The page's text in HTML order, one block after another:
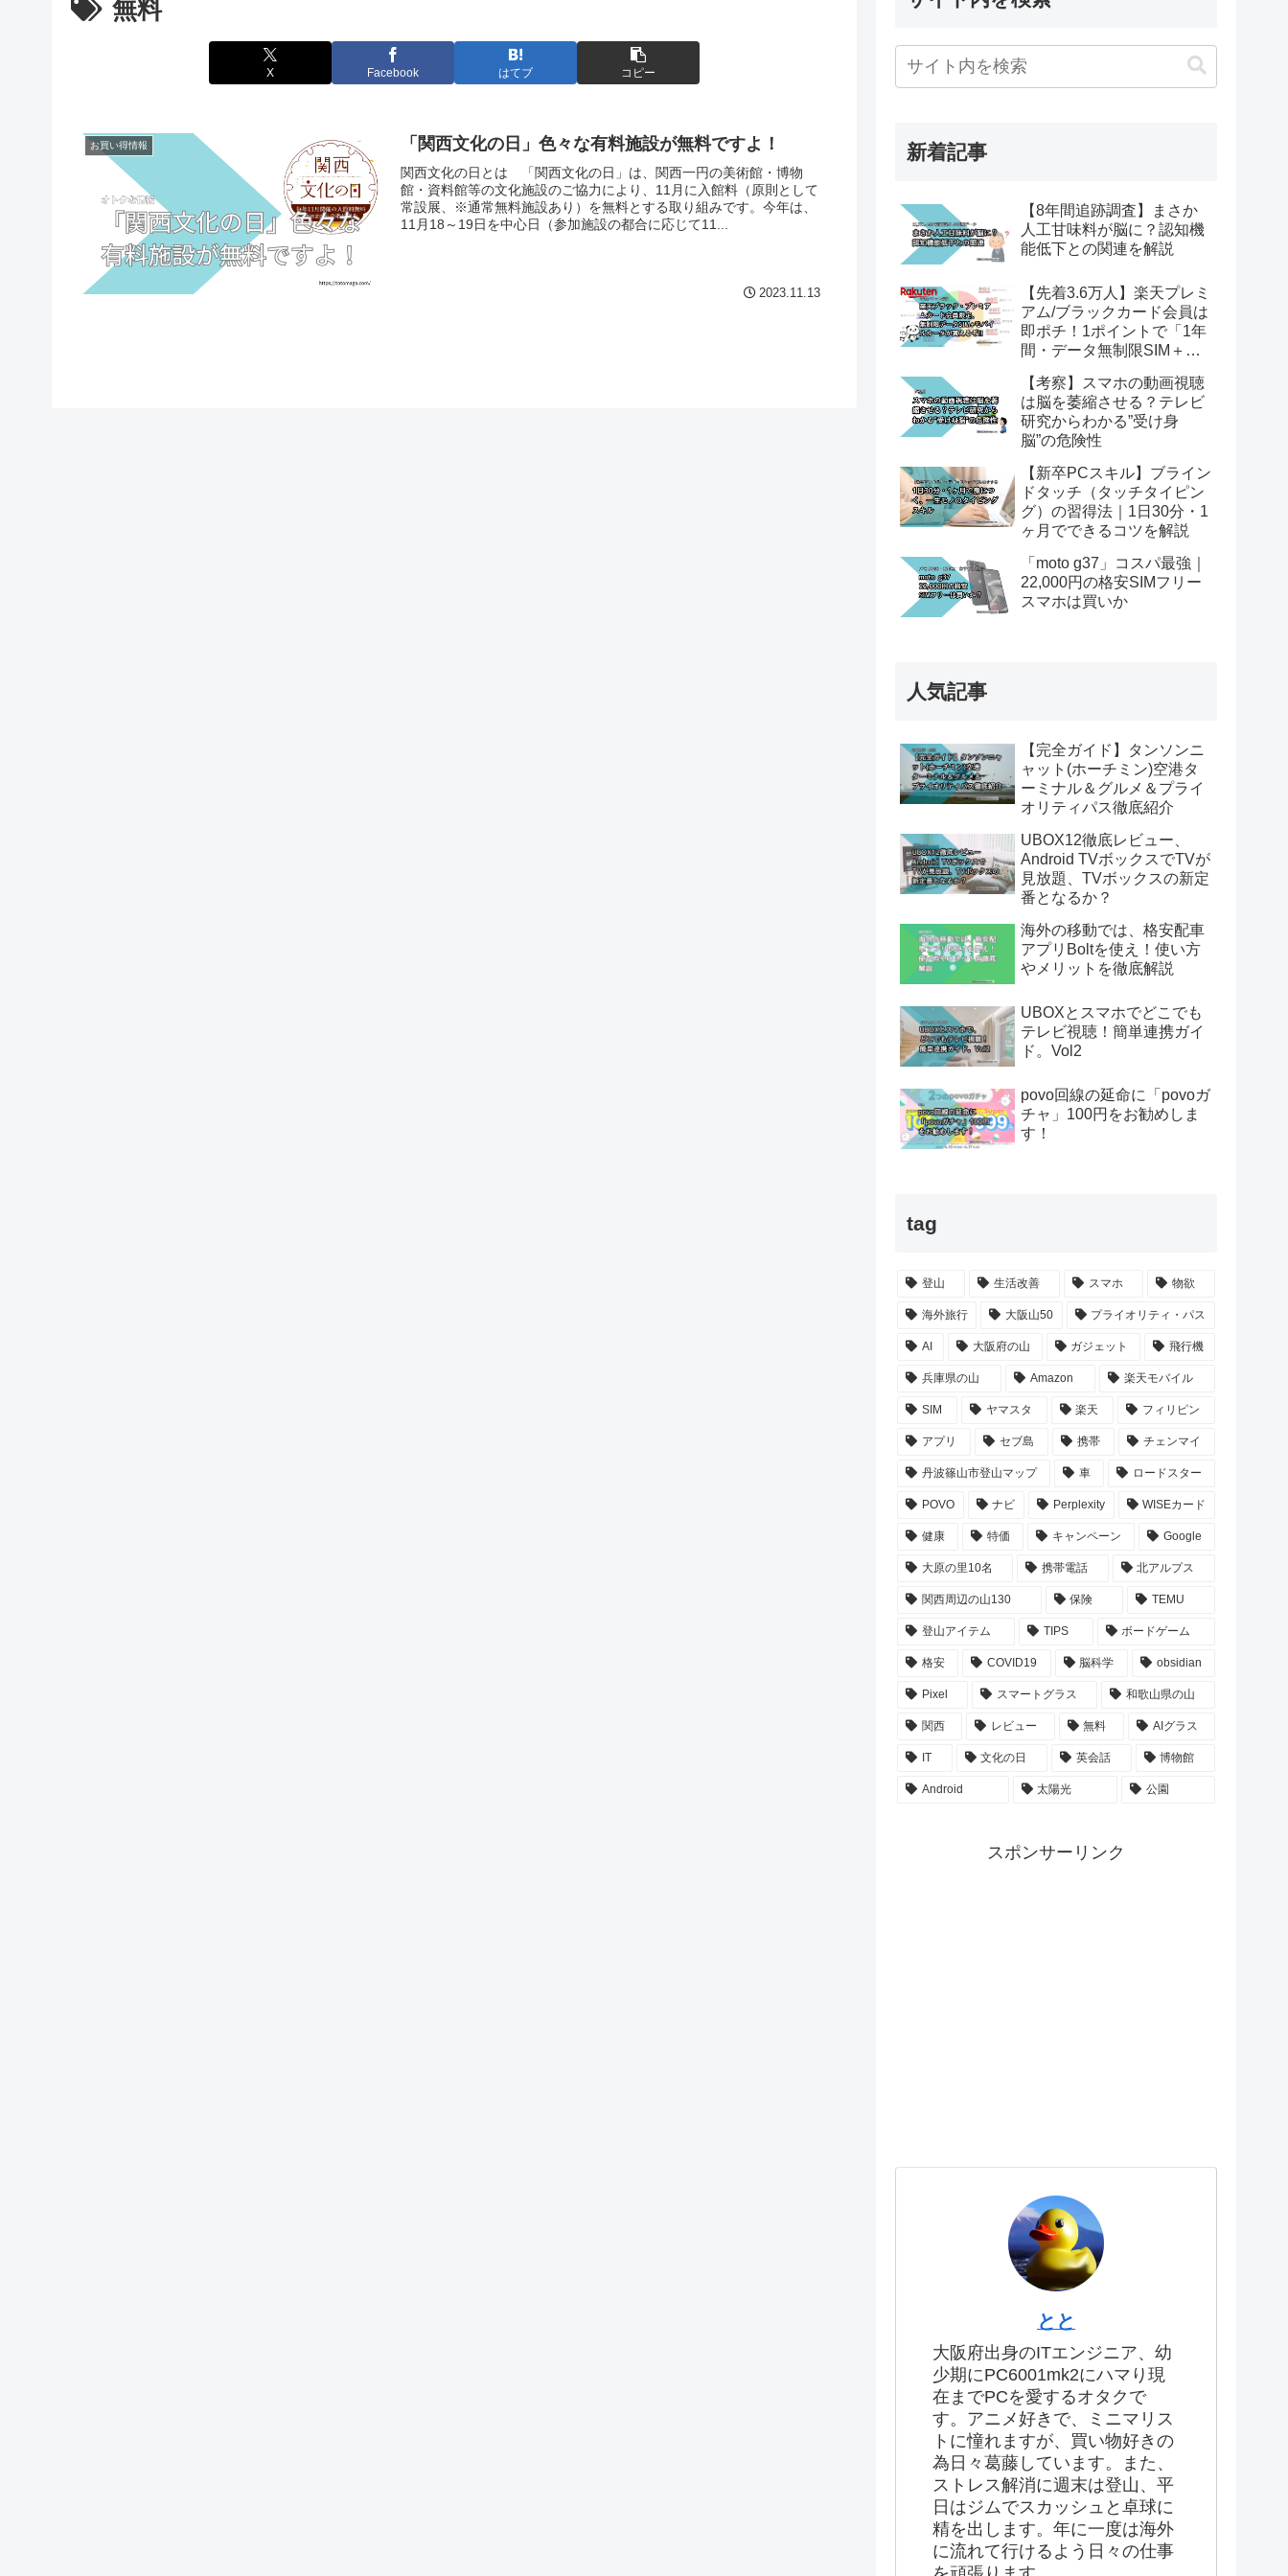
無料
X Facebook はてブ コピー
お買い得情報 「関西文化の日」色々な有料施設が無料ですよ！
関西文化の日とは 「関西文化の日」は、関西一円の美術館・博物
館・資料館等の文化施設のご協力により、11月に入館料（原則として
常設展、※通常無料施設あり）を無料とする取り組みです。今年は、
11月18～19日を中心日（参加施設の都合に応じて11...
2023.11.13
新着記事
【8年間追跡調査】まさか
人工甘味料が脳に？認知機
能低下との関連を解説
【先着3.6万人】楽天プレミ
アム/ブラックカード会員は
即ポチ！1ポイントで「1年
間・データ無制限SIM＋ル
ペーンを解説
【考察】スマホの動画視聴
は脳を萎縮させる？テレビ
研究からわかる”受け身
脳”の危険性
【新卒PCスキル】ブライン
ドタッチ（タッチタイピン
グ）の習得法｜1日30分・1
ヶ月でできるコツを解説
「moto g37」コスパ最強｜
22,000円の格安SIMフリー
スマホは買いか
人気記事
【完全ガイド】タンソンニ
ャット(ホーチミン)空港タ
ーミナル＆グルメ＆プライ
オリティパス徹底紹介
UBOX12徹底レビュー、
Android TVボックスでTVが
見放題、TVボックスの新定
番となるか？
海外の移動では、格安配車
アプリBoltを使え！使い方
やメリットを徹底解説
UBOXとスマホでどこでも
テレビ視聴！簡単連携ガイ
ド。Vol2
povo回線の延命に「povoガ
チャ」100円をお勧めしま
す！
tag
登山 生活改善 スマホ 物欲
海外旅行 大阪山50 プライオリティ・パス
AI 大阪府の山 ガジェット 飛行機
兵庫県の山 Amazon 楽天モバイル
SIM ヤマスタ 楽天 フィリピン
アプリ セブ島 携帯 チェンマイ
丹波篠山市登山マップ 車 ロードスター
POVO ナビ Perplexity WISEカード
健康 特価 キャンペーン Google
大原の里10名 携帯電話 北アルプス
関西周辺の山130 保険 TEMU
登山アイテム TIPS ボードゲーム
格安 COVID19 脳科学 obsidian
Pixel スマートグラス 和歌山県の山
関西 レビュー 無料 AIグラス
IT 文化の日 英会話 博物館
Android 太陽光 公園
スポンサーリンク
とと
大阪府出身のITエンジニア、幼
少期にPC6001mk2にハマり現
在までPCを愛するオタクで
す。アニメ好きで、ミニマリス
トに憧れますが、買い物好きの
為日々葛藤しています。また、
ストレス解消に週末は登山、平
日はジムでスカッシュと卓球に
精を出します。年に一度は海外
に流れて行けるよう日々の仕事